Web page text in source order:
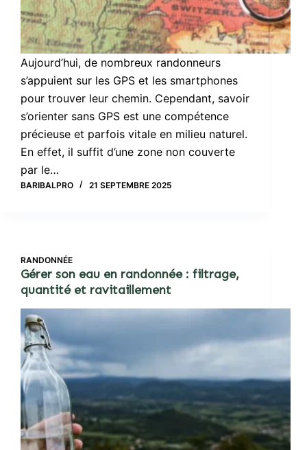
Aujourd’hui, de nombreux randonneurs
s’appuient sur les GPS et les smartphones
pour trouver leur chemin. Cependant, savoir
s’orienter sans GPS est une compétence
précieuse et parfois vitale en milieu naturel.
En effet, il suffit d’une zone non couverte
par le…
BARIBALPRO 21 SEPTEMBRE 2025
RANDONNÉE
Gérer son eau en randonnée : filtrage,
quantité et ravitaillement